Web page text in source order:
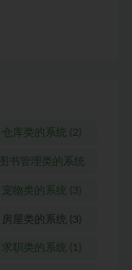
仓库类的系统 (2)
图书管理类的系统
(1)
宠物类的系统 (3)
房屋类的系统 (3)
求职类的系统 (1)